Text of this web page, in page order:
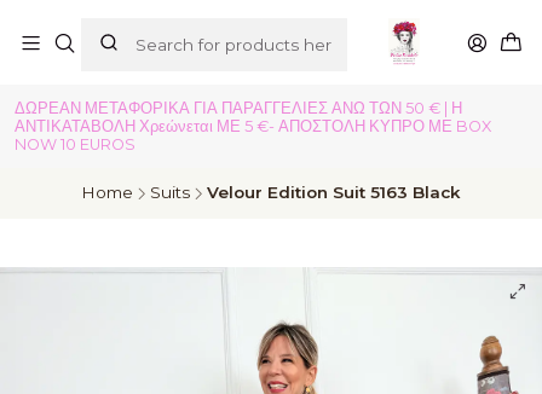
ΔΩΡΕΑΝ ΜΕΤΑΦΟΡΙΚΑ ΓΙΑ ΠΑΡΑΓΓΕΛΙΕΣ ΑΝΩ ΤΩΝ 50 € | Η
ΑΝΤΙΚΑΤΑΒΟΛΗ Χρεώνεται ΜΕ 5 €- ΑΠΟΣΤΟΛΗ ΚΥΠΡΟ ΜΕ BOX
NOW 10 EUROS
Home Suits Velour Edition Suit 5163 Black